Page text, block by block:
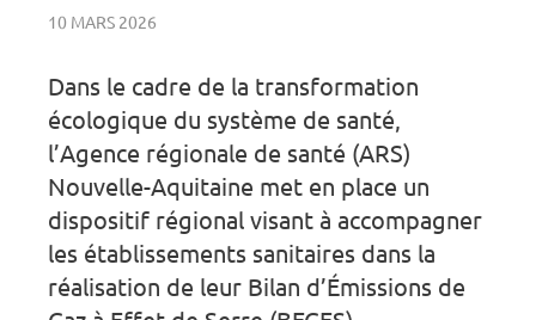
10 MARS 2026
Dans le cadre de la transformation
écologique du système de santé,
l’Agence régionale de santé (ARS)
Nouvelle-Aquitaine met en place un
dispositif régional visant à accompagner
les établissements sanitaires dans la
réalisation de leur Bilan d’Émissions de